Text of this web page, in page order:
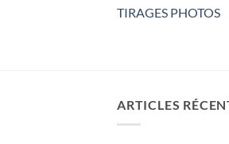
TIRAGES PHOTOS
ARTICLES